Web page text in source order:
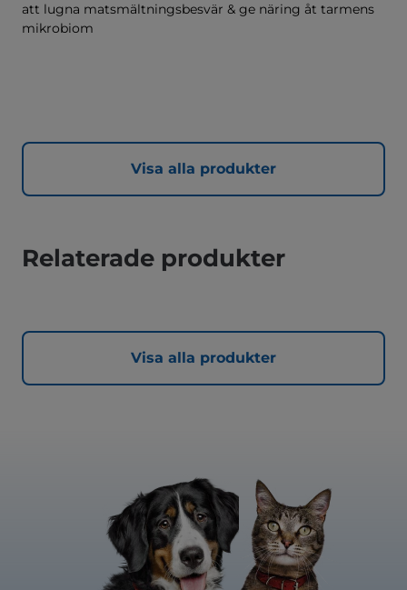
att lugna matsmältningsbesvär & ge näring åt tarmens
mikrobiom
Visa alla produkter
Relaterade produkter
Visa alla produkter